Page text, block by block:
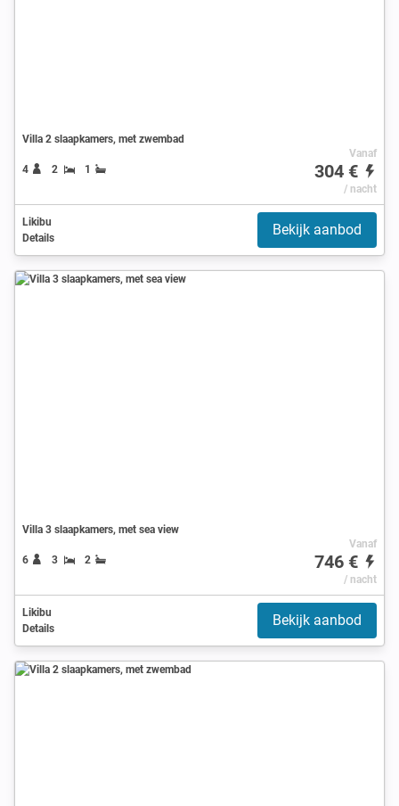
Villa 2 slaapkamers, met zwembad
4 2 1
Vanaf
304 €
/ nacht
Likibu
Details
Bekijk aanbod
Villa 3 slaapkamers, met sea view
6 3 2
Vanaf
746 €
/ nacht
Likibu
Details
Bekijk aanbod